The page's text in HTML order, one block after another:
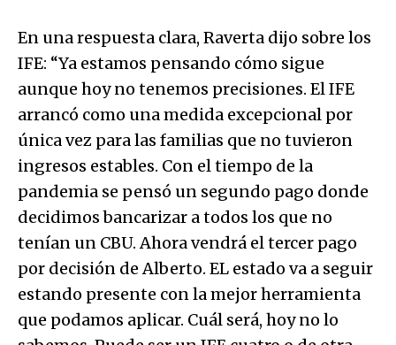
En una respuesta clara, Raverta dijo sobre los
IFE: “Ya estamos pensando cómo sigue
aunque hoy no tenemos precisiones. El IFE
arrancó como una medida excepcional por
única vez para las familias que no tuvieron
ingresos estables. Con el tiempo de la
pandemia se pensó un segundo pago donde
decidimos bancarizar a todos los que no
tenían un CBU. Ahora vendrá el tercer pago
por decisión de Alberto. EL estado va a seguir
estando presente con la mejor herramienta
que podamos aplicar. Cuál será, hoy no lo